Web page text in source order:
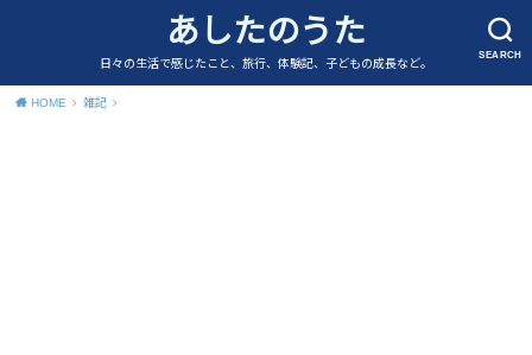
SEARCH
あしたのうた
日々の生活で感じたこと、旅行、体験記、子どもの成長など。
HOME 雑記